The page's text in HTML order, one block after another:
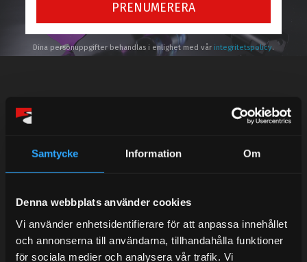
Samtycke Information Om
Denna webbplats använder cookies
Vi använder enhetsidentifierare för att anpassa innehållet
och annonserna till användarna, tillhandahålla funktioner
för sociala medier och analysera vår trafik. Vi
PRENUMERERA
Dina personuppgifter behandlas i enlighet med vår integritetspolicy.
Semestertider.
Under V.27 - V.33 nås vi enbart på mejl. Ordrar skickas
det helt stängt.
Mån-Tors: 10:30-15:00
Lunchstängt 12:00-13:00